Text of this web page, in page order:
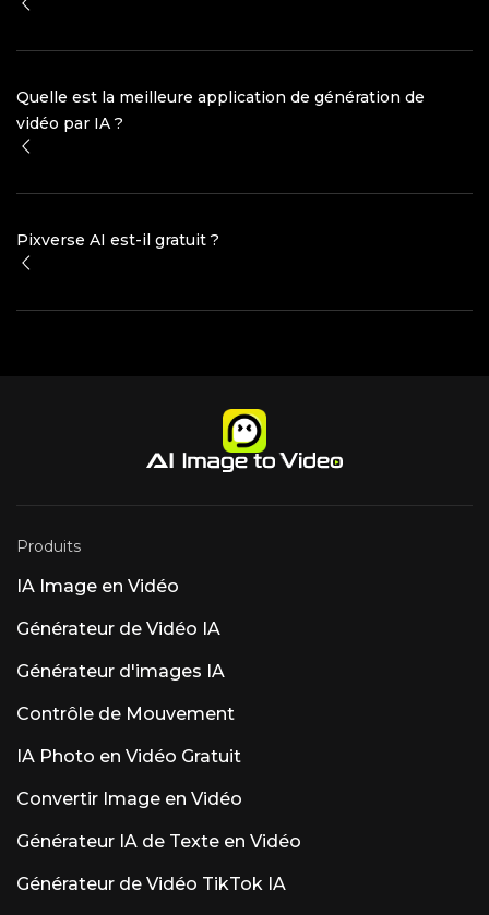
Quelle est la meilleure application de génération de
vidéo par IA ?
Pixverse AI est-il gratuit ?
Produits
IA Image en Vidéo
Générateur de Vidéo IA
Générateur d'images IA
Contrôle de Mouvement
IA Photo en Vidéo Gratuit
Convertir Image en Vidéo
Générateur IA de Texte en Vidéo
Générateur de Vidéo TikTok IA